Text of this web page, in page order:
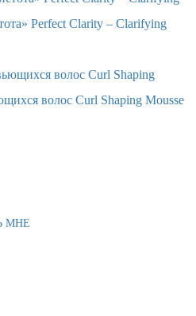
Perfect Clarity – Clarifying
волос Curl Shaping Mousse
МНЕ